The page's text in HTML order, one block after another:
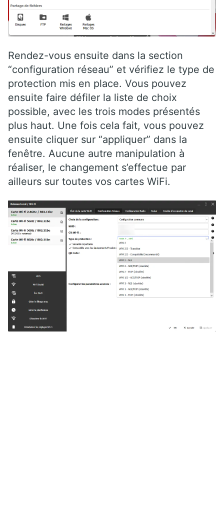
Rendez-vous ensuite dans la section
“configuration réseau” et vérifiez le type de
protection mis en place. Vous pouvez
ensuite faire défiler la liste de choix
possible, avec les trois modes présentés
plus haut. Une fois cela fait, vous pouvez
ensuite cliquer sur “appliquer” dans la
fenêtre. Aucune autre manipulation à
réaliser, le changement s’effectue par
ailleurs sur toutes vos cartes WiFi.